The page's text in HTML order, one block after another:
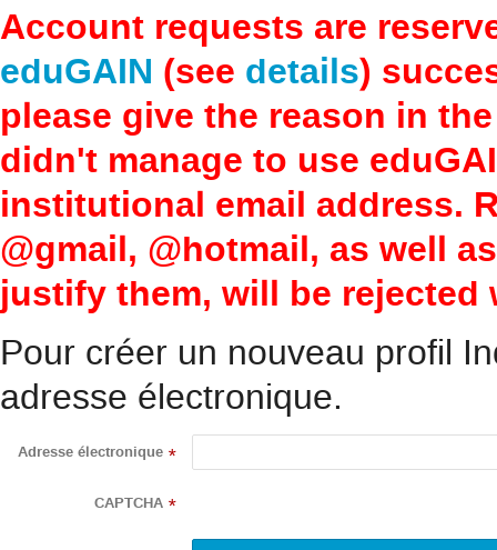
Account requests are
eduGAIN (see details)
please give the reason in
didn't manage to use
institutional email address.
@gmail, @hotmail, as well
justify them, will be
Pour créer un nouveau profil
adresse électronique.
Adresse électronique *
CAPTCHA *